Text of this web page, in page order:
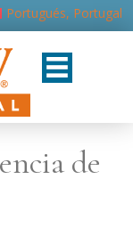
Portugués, Portugal
de